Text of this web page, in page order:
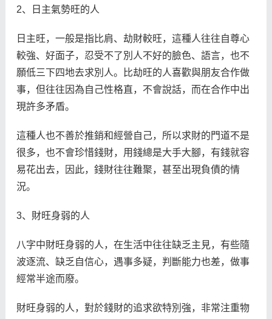
2、日主氣勢旺的人
日主旺，一般是指比肩、劫財較旺，這種人往往自尊心
較強、好面子，忍受不了別人不好的臉色、語言，也不
願低三下四地去求別人。比劫旺的人喜歡與朋友合作做
事，但往往因為自己性格直，不會說話，而在合作中出
現許多矛盾。
這種人也不善於推銷和經營自己，所以求財的門道不是
很多，也不會珍惜錢財，用錢總是大手大腳，有錢就容
易花出去，因此，錢財往往難聚，甚至出現負債的情
況。
3、財旺身弱的人
八字中財旺身弱的人，在生活中往往缺乏主見，有些隨
波逐流、缺乏自信心，遇事多疑，判斷能力也差，做事
經常半途而廢。
財旺身弱的人，對於錢財的追求欲特別強，非常注重物